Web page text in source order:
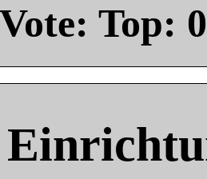
Vote: Top: 0